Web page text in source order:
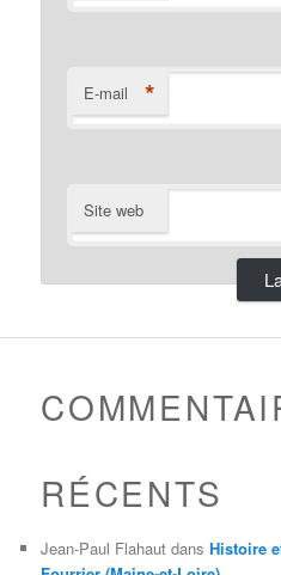
E-mail *
Site web
RÉCENTS
Jean-Paul Flahaut dansHistoire